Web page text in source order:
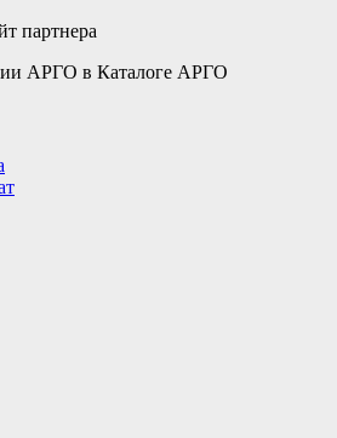
партнера
АРГО в Каталоге АРГО